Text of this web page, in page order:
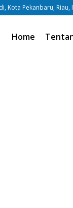
Kota Pekanbaru, Riau,
Home